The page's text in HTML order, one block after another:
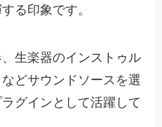
る印象です。
生楽器のインストゥル
どサウンドソースを選
グインとして活躍して